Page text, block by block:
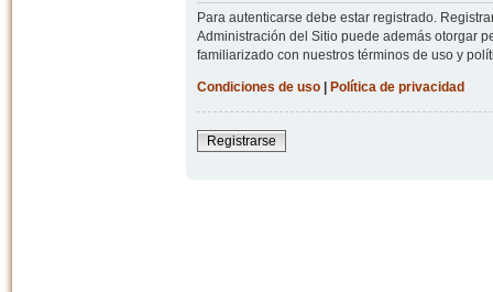
Para autenticarse debe estar registrado.
Administración del Sitio puede además otorgar
familiarizado con nuestros términos de uso y
Condiciones de uso| Política de privacidad
Registrarse